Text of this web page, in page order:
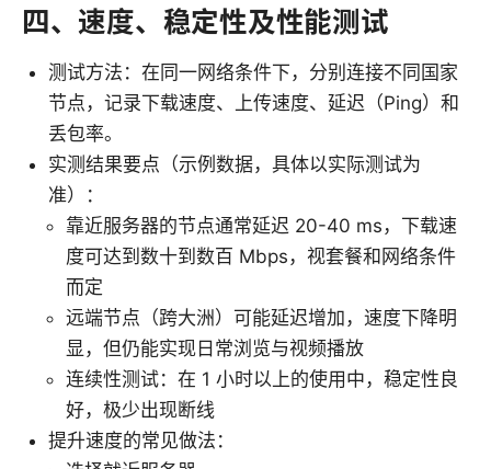
四、速度、稳定性及性能测试
测试方法：在同一网络条件下，分别连接不同国家
节点，记录下载速度、上传速度、延迟（Ping）和
丢包率。
实测结果要点（示例数据，具体以实际测试为
准）：
靠近服务器的节点通常延迟 20-40 ms，下载速
度可达到数十到数百 Mbps，视套餐和网络条件
而定
远端节点（跨大洲）可能延迟增加，速度下降明
显，但仍能实现日常浏览与视频播放
连续性测试：在 1 小时以上的使用中，稳定性良
好，极少出现断线
提升速度的常见做法：